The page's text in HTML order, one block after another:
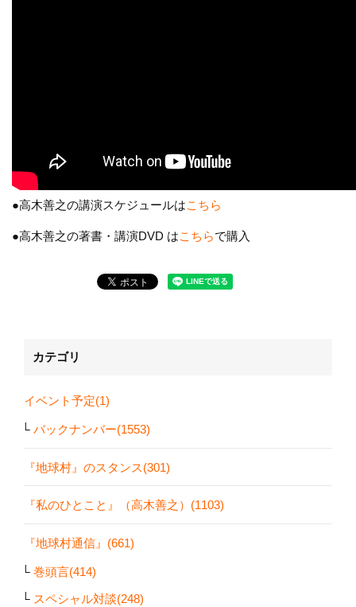
●高木善之の講演スケジュールはこちら
●高木善之の著書・講演DVD はこちらで購入
カテゴリ
イベント予定(1)
バックナンバー(1553)
『地球村』のスタンス(301)
『私のひとこと』（高木善之）(1103)
『地球村通信』(661)
巻頭言(414)
スペシャル対談(248)